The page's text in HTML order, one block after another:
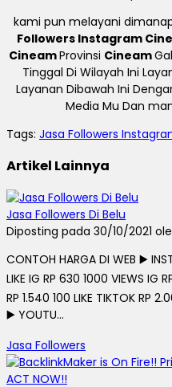
kami pun melayani
Followers Instagram
CineamProvinsi Cineam
Tinggal Di Wilayah Ini
Layanan Dibawah Ini
Media Mu Dan
Tags: Jasa Followers
Artikel Lainnya
Jasa Followers Di Belu
Diposting pada 30/10/2021
CONTOH HARGA DI WEB ▶️
LIKE IG RP 630 1000 VIEWS IG
RP 1.540 100 LIKE TIKTOK RP
▶️ YOUTU...
Jasa Followers